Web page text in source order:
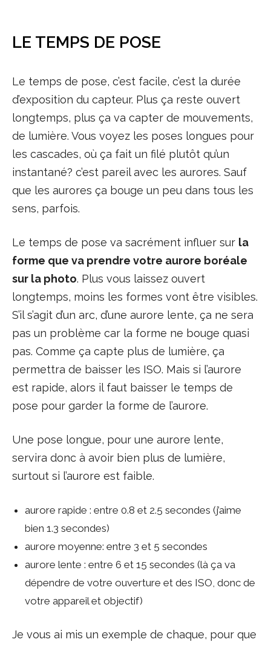
LE TEMPS DE POSE
Le temps de pose, c’est facile, c’est la durée
d’exposition du capteur. Plus ça reste ouvert
longtemps, plus ça va capter de mouvements,
de lumière. Vous voyez les poses longues pour
les cascades, où ça fait un filé plutôt qu’un
instantané? c’est pareil avec les aurores. Sauf
que les aurores ça bouge un peu dans tous les
sens, parfois.
Le temps de pose va sacrément influer sur la
forme que va prendre votre aurore boréale
sur la photo. Plus vous laissez ouvert
longtemps, moins les formes vont être visibles.
S’il s’agit d’un arc, d’une aurore lente, ça ne sera
pas un problème car la forme ne bouge quasi
pas. Comme ça capte plus de lumière, ça
permettra de baisser les ISO. Mais si l’aurore
est rapide, alors il faut baisser le temps de
pose pour garder la forme de l’aurore.
Une pose longue, pour une aurore lente,
servira donc à avoir bien plus de lumière,
surtout si l’aurore est faible.
aurore rapide : entre 0.8 et 2.5 secondes (j’aime
bien 1.3 secondes)
aurore moyenne: entre 3 et 5 secondes
aurore lente : entre 6 et 15 secondes (là ça va
dépendre de votre ouverture et des ISO, donc de
votre appareil et objectif)
Je vous ai mis un exemple de chaque, pour que